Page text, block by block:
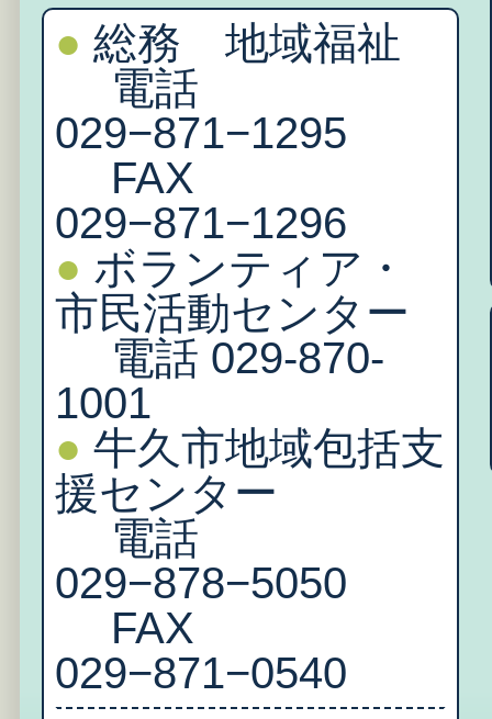
● 総務 地域福祉
電話
029−871−1295
FAX
029−871−1296
● ボランティア・
市民活動センター
電話 029-870-
1001
● 牛久市地域包括支
援センター
電話
029−878−5050
FAX
029−871−0540